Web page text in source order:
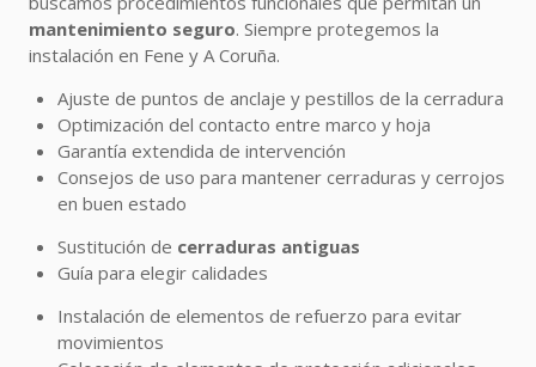
mantenimiento seguro. Siempre protegemos la
instalación en Fene y A Coruña.
Ajuste de puntos de anclaje y pestillos de la cerradura
Optimización del contacto entre marco y hoja
Garantía extendida de intervención
Consejos de uso para mantener cerraduras y cerrojos
en buen estado
Sustitución de cerraduras antiguas
Guía para elegir calidades
Instalación de elementos de refuerzo para evitar
movimientos